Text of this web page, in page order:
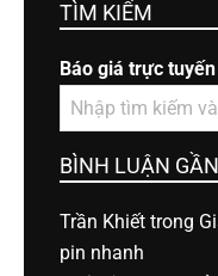
TÌM KIẾM
Báo giá trực tuyến
BÌNH LUẬN
Trần Khiết trong
pin nhanh